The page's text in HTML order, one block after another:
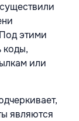
этими
коды,
или
являются